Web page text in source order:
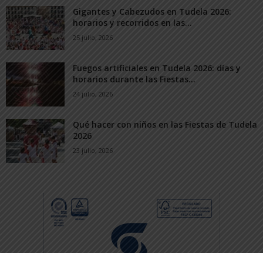
Gigantes y Cabezudos en Tudela 2026:
horarios y recorridos en las...
25 julio, 2026
Fuegos artificiales en Tudela 2026: días y
horarios durante las Fiestas...
24 julio, 2026
Qué hacer con niños en las Fiestas de Tudela
2026
23 julio, 2026